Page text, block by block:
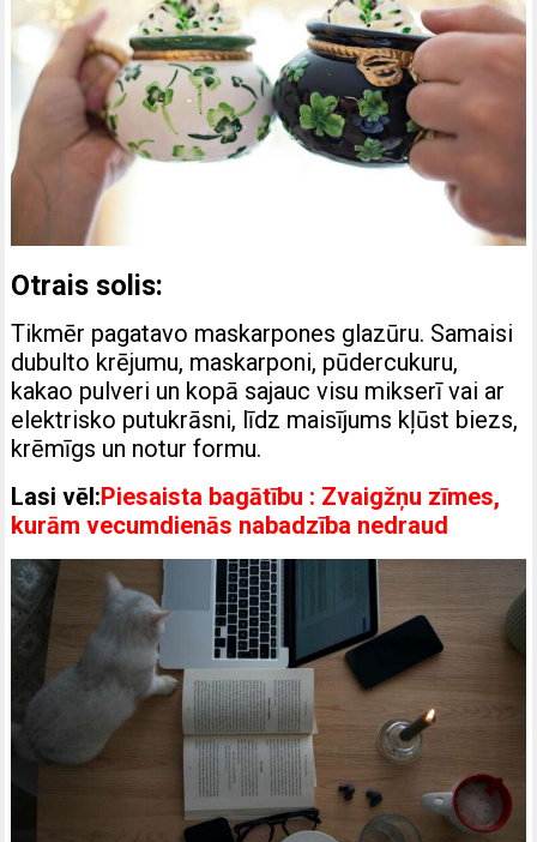
Otrais solis:
Tikmēr pagatavo maskarpones glazūru. Samaisi
dubulto krējumu, maskarponi, pūdercukuru,
kakao pulveri un kopā sajauc visu mikserī vai ar
elektrisko putukrāsni, līdz maisījums kļūst biezs,
krēmīgs un notur formu.
Lasi vēl:Piesaista bagātību : Zvaigžņu zīmes,
kurām vecumdienās nabadzība nedraud